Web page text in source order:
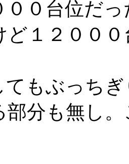
００台位だ
ど１２００
てもぶっち
部分も無し